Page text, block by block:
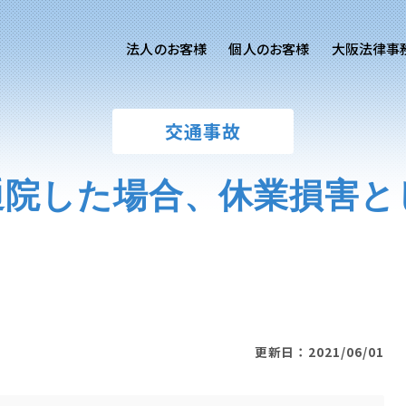
法人のお客様
様ご相談
労務専用サイト
支援相談サイト
個人のお客様
個人のお客様ご相談
離婚問題 刑事事件
大阪法律事
交通事故
した場合、休業損害
更新日：2021/06/01